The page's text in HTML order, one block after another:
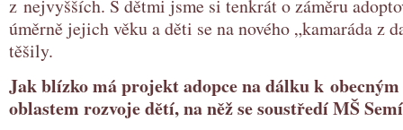
z nejvyšších. S dětmi jsme si tenkrát o záměru
úměrně jejich věku a děti se na nového „kamaráda z
těšily.
Jak blízko má projekt adopce na dálku k
oblastem rozvoje dětí, na něž se soustředí MŠ